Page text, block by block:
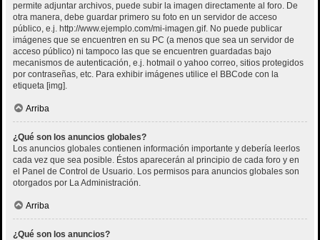
permite adjuntar archivos, puede subir la imagen directamente al foro. De
otra manera, debe guardar primero su foto en un servidor de acceso
público, e.j. http://www.ejemplo.com/mi-imagen.gif. No puede publicar
imágenes que se encuentren en su PC (a menos que sea un servidor de
acceso público) ni tampoco las que se encuentren guardadas bajo
mecanismos de autenticación, e.j. hotmail o yahoo correo, sitios protegidos
por contraseñas, etc. Para exhibir imágenes utilice el BBCode con la
etiqueta [img].
Arriba
¿Qué son los anuncios globales?
Los anuncios globales contienen información importante y debería leerlos
cada vez que sea posible. Éstos aparecerán al principio de cada foro y en
el Panel de Control de Usuario. Los permisos para anuncios globales son
otorgados por La Administración.
Arriba
¿Qué son los anuncios?